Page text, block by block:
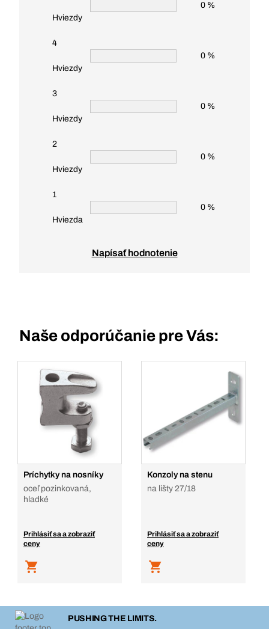
Hviezdy
0 %
4
Hviezdy
0 %
3
Hviezdy
0 %
2
Hviezdy
0 %
1
Hviezda
0 %
Napísať hodnotenie
Naše odporúčanie pre Vás:
Príchytky na nosníky
oceľ pozinkovaná,
hladké
Prihlásiť sa a zobraziť
ceny
Konzoly na stenu
na lišty 27/18
Prihlásiť sa a zobraziť
ceny
PUSHING THE LIMITS.